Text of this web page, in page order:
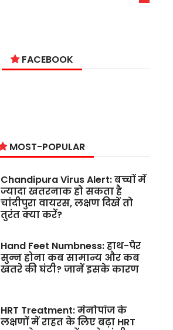
FACEBOOK
MOST-POPULAR
Chandipura Virus Alert: बच्चों में
ज्यादा खतरनाक हो सकता है
चांदीपुरा वायरस, लक्षण दिखें तो
तुरंत क्या करें?
Hand Feet Numbness: हाथ-पैर
सुन्न होना कब सामान्य और कब
खतरे की घंटी? जानें इसके कारण
HRT Treatment: मेनोपॉज के
लक्षणों में राहत के लिए बढ़ा HRT